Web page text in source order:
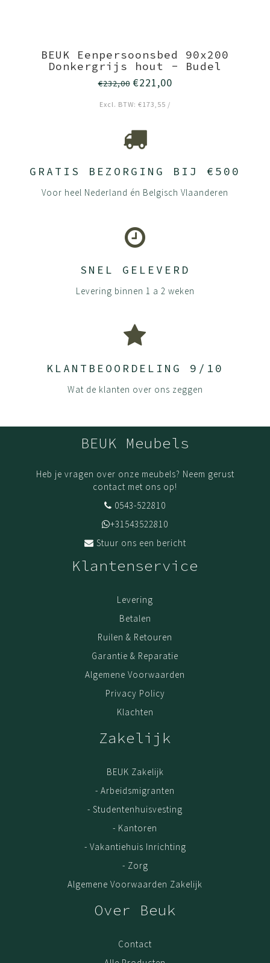
BEUK Eenpersoonsbed 90x200
Donkergrijs hout - Budel
€232,00€221,00
Excl. BTW: €173,55 /
GRATIS BEZORGING BIJ €500
Voor heel Nederland én Belgisch Vlaanderen
SNEL GELEVERD
Levering binnen 1 a 2 weken
KLANTBEOORDELING 9/10
Wat de klanten over ons zeggen
BEUK Meubels
Heb je vragen over onze meubels? Neem gerust
contact met ons op!
0543-522810
+31543522810
Stuur ons een bericht
Klantenservice
Levering
Betalen
Ruilen & Retouren
Garantie & Reparatie
Algemene Voorwaarden
Privacy Policy
Klachten
Zakelijk
BEUK Zakelijk
- Arbeidsmigranten
- Studentenhuisvesting
- Kantoren
- Vakantiehuis Inrichting
- Zorg
Algemene Voorwaarden Zakelijk
Over Beuk
Contact